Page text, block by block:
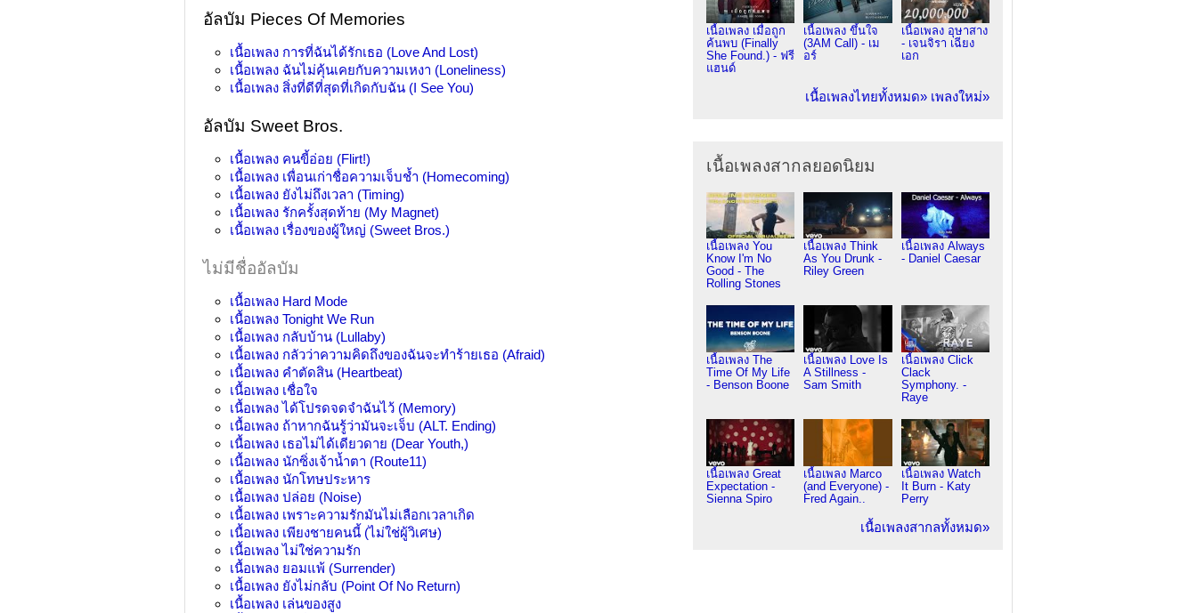
อัลบัม Pieces Of Memories
เนื้อเพลง การที่ฉันได้รักเธอ (Love And Lost)
เนื้อเพลง ฉันไม่คุ้นเคยกับความเหงา (Loneliness)
เนื้อเพลง สิ่งที่ดีที่สุดที่เกิดกับฉัน (I See You)
อัลบัม Sweet Bros.
เนื้อเพลง คนขี้อ่อย (Flirt!)
เนื้อเพลง เพื่อนเก่าชื่อความเจ็บช้ำ (Homecoming)
เนื้อเพลง ยังไม่ถึงเวลา (Timing)
เนื้อเพลง รักครั้งสุดท้าย (My Magnet)
เนื้อเพลง เรื่องของผู้ใหญ่ (Sweet Bros.)
ไม่มีชื่ออัลบัม
เนื้อเพลง Hard Mode
เนื้อเพลง Tonight We Run
เนื้อเพลง กลับบ้าน (Lullaby)
เนื้อเพลง กลัวว่าความคิดถึงของฉันจะทำร้ายเธอ (Afraid)
เนื้อเพลง คำตัดสิน (Heartbeat)
เนื้อเพลง เชื่อใจ
เนื้อเพลงได้โปรดจดจำฉันไว้ (Memory)
เนื้อเพลง ถ้าหากฉันรู้ว่ามันจะเจ็บ (ALT. Ending)
เนื้อเพลง เธอไม่ได้เดียวดาย (Dear Youth,)
เนื้อเพลง นักซิ่งเจ้าน้ำตา (Route11)
เนื้อเพลง นักโทษประหาร
เนื้อเพลง ปล่อย (Noise)
เนื้อเพลง เพราะความรักมันไม่เลือกเวลาเกิด
เนื้อเพลง เพียงชายคนนี้ (ไม่ใช่ผู้วิเศษ)
เนื้อเพลงไม่ใช่ความรัก
เนื้อเพลง ยอมแพ้ (Surrender)
เนื้อเพลง ยังไม่กลับ (Point Of No Return)
เนื้อเพลง เล่นของสูง
เนื้อเพลง เมื่อถูก
ค้นพบ (Finally
She Found.) - ฟรี
แฮนด์
เนื้อเพลง ขึ้นใจ
(3AM Call) - เม
อร์
เนื้อเพลง อุษาสาง
- เจนจิรา เฉียง
เอก
เนื้อเพลงไทยทั้งหมด» เพลงใหม่»
เนื้อเพลงสากลยอดนิยม
เนื้อเพลง You
Know I'm No
Good - The
Rolling Stones
เนื้อเพลง Think
As You Drunk -
Riley Green
เนื้อเพลง Always
- Daniel Caesar
เนื้อเพลง The
Time Of My Life
- Benson Boone
เนื้อเพลง Love Is
A Stillness -
Sam Smith
เนื้อเพลง Click
Clack
Symphony. -
Raye
เนื้อเพลง Great
Expectation -
Sienna Spiro
เนื้อเพลง Marco
(and Everyone) -
Fred Again..
เนื้อเพลง Watch
It Burn - Katy
Perry
เนื้อเพลงสากลทั้งหมด»